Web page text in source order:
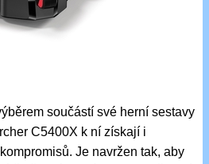
součástí své herní sestavy
C5400X k ní získají i
Je navržen tak, aby